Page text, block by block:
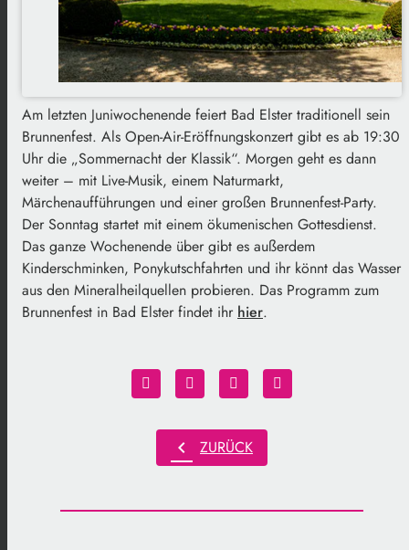
Am letzten Juniwochenende feiert Bad Elster traditionell sein
Brunnenfest. Als Open-Air-Eröffnungskonzert gibt es ab 19:30
Uhr die „Sommernacht der Klassik“. Morgen geht es dann
weiter – mit Live-Musik, einem Naturmarkt,
Märchenaufführungen und einer großen Brunnenfest-Party.
Der Sonntag startet mit einem ökumenischen Gottesdienst.
Das ganze Wochenende über gibt es außerdem
Kinderschminken, Ponykutschfahrten und ihr könnt das Wasser
aus den Mineralheilquellen probieren. Das Programm zum
Brunnenfest in Bad Elster findet ihr hier.
chevron_left ZURÜCK